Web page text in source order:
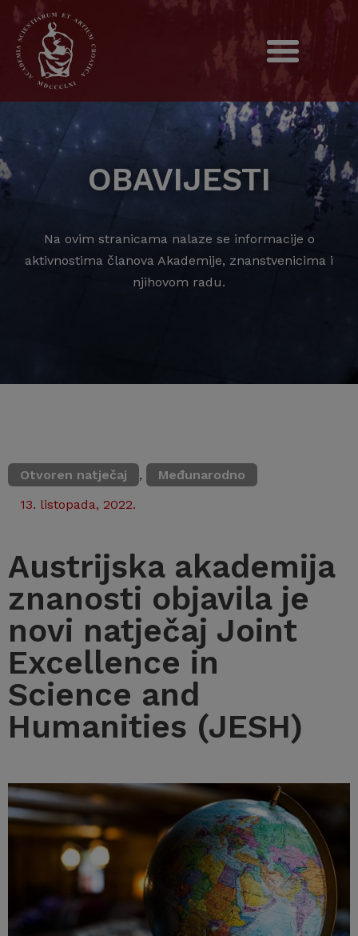
OBAVIJESTI
Na ovim stranicama nalaze se informacije o
aktivnostima članova Akademije, znanstvenicima i
njihovom radu.
Otvoren natječaj ,
Međunarodno
13. listopada, 2022.
Austrijska akademija
znanosti objavila je
novi natječaj Joint
Excellence in
Science and
Humanities (JESH)